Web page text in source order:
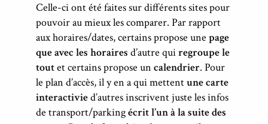
Celle-ci ont été faites sur différents sites pour
pouvoir au mieux les comparer. Par rapport
aux horaires/dates, certains propose une page
que avec les horaires d’autre quiregroupe le
toutet certains propose un calendrier. Pour
le plan d’accès, il y en a qui mettentune carte
interactivied’autres inscrivent juste les infos
de transport/parkingécrit l’un à la suite des